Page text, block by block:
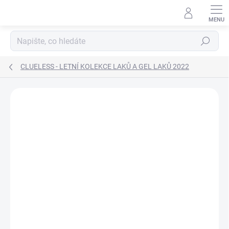
Hledat
CLUELESS - LETNÍ KOLEKCE LAKŮ A GEL LAKŮ 2022